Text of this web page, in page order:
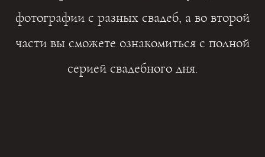
фотографии с разных свадеб, а во второй
части вы сможете ознакомиться с полной
серией свадебного дня.